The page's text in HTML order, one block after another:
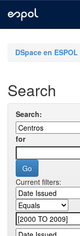
navigationDSpace en ESPOL
Search
Search:
for
Current filters: